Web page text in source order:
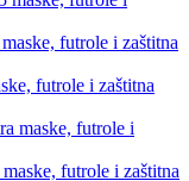
maske, futrole i zaštitna
futrole i zaštitna
maske, futrole i
maske, futrole i zaštitna